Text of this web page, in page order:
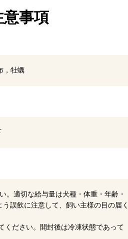
事項
，牡蠣
。適切な給与量は犬種・体重・年齢・
誤飲に注意して、飼い主様の目の届く
ください。開封後は冷凍状態であって